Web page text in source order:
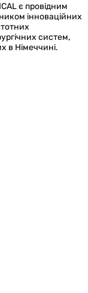
є провідним
інноваційних
систем,
в Німеччині.